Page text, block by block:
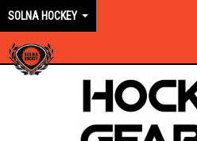
SOLNA HOCKEY